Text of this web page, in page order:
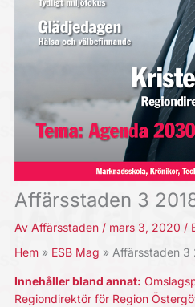
Affärsstaden 3
Av Affärsstaden / mars 3, 2020 /
Hem
ESB Mag Affärsstaden 3
Innehåller bland annat:
Regiondirektör för Region